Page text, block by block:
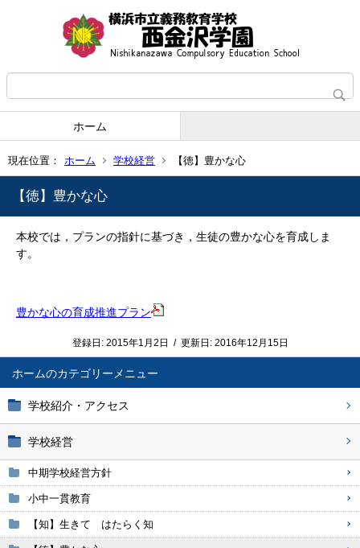
ホーム
現在位置： ホーム 学校経営 【徳】豊かな心
ホーム
学校紹介・アクセス
学校経営
中期学校経営方針
小中一貫教育
【知】生きて はたらく知
【徳】豊かな心
本校では，プランの指針に基づき，生徒の豊かな心を育成しま
す。
豊かな心の育成推進プラン
登録日: 2015年1月2日 / 更新日: 2016年12月15日